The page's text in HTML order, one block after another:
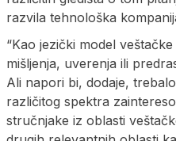
razvila tehnološka
“Kao jezički model
mišljenja, uverenja ili
Ali napori bi, dodaje,
različitog spektra
stručnjake iz oblasti